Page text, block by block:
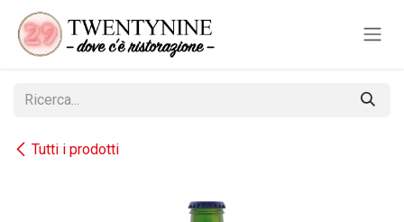
Passa al contenuto
Tutti i prodotti